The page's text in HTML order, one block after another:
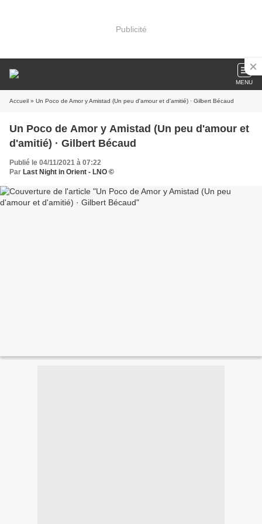
Publicité
MENU
Accueil » Un Poco de Amor y Amistad (Un peu d'amour et d'amitié) · Gilbert Bécaud
Un Poco de Amor y Amistad (Un peu d'amour et
d'amitié) · Gilbert Bécaud
Publié le 04/11/2021 à 07:22
Par Last Night in Orient - LNO ©